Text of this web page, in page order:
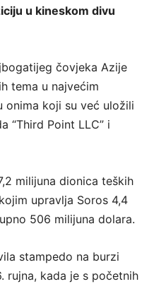
u kineskom divu
čovjeka Azije
tema u najvećim
onima koji su već uložili
“Third Point LLC” i
milijuna dionica teških
upravlja Soros 4,4
506 milijuna dolara.
stampedo na burzi
rujna, kada je s početnih